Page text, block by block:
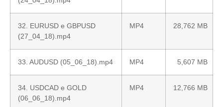
32. EURUSD e GBPUSD
(27_04_18).mp4
MP4 28,762 MB
33. AUDUSD (05_06_18).mp4 MP4 5,607 MB
34. USDCAD e GOLD
(06_06_18).mp4
MP4 12,766 MB